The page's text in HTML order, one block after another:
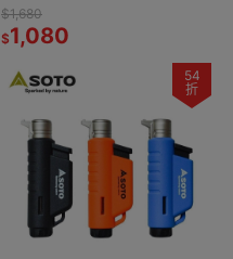
調冰桶腳架 折疊冰箱架 露營行
動冰箱架
$1,680
$1,080
54
折